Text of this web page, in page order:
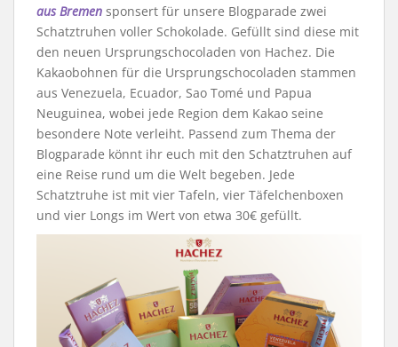
aus Bremen sponsert für unsere Blogparade zwei
Schatztruhen voller Schokolade. Gefüllt sind diese mit
den neuen Ursprungschocoladen von Hachez. Die
Kakaobohnen für die Ursprungschocoladen stammen
aus Venezuela, Ecuador, Sao Tomé und Papua
Neuguinea, wobei jede Region dem Kakao seine
besondere Note verleiht. Passend zum Thema der
Blogparade könnt ihr euch mit den Schatztruhen auf
eine Reise rund um die Welt begeben. Jede
Schatztruhe ist mit vier Tafeln, vier Täfelchenboxen
und vier Longs im Wert von etwa 30€ gefüllt.